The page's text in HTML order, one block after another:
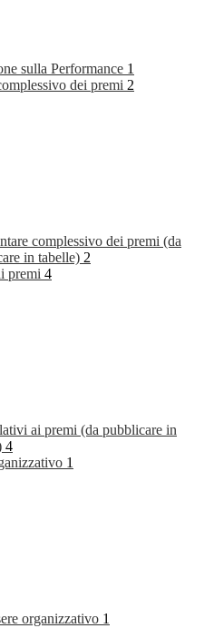
sulla Performance 1
dei premi 2
complessivo dei premi (da
in tabelle) 2
premi 4
ai premi (da pubblicare in
4
1
organizzativo 1